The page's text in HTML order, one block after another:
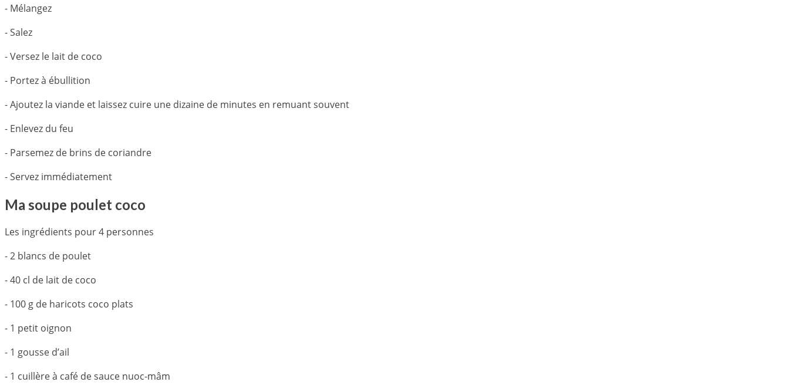
- Mélangez
- Salez
- Versez le lait de coco
- Portez à ébullition
- Ajoutez la viande et laissez cuire une dizaine de minutes en remuant souvent
- Enlevez du feu
- Parsemez de brins de coriandre
- Servez immédiatement
Ma soupe poulet coco
Les ingrédients pour 4 personnes
- 2 blancs de poulet
- 40 cl de lait de coco
- 100 g de haricots coco plats
- 1 petit oignon
- 1 gousse d’ail
- 1 cuillère à café de sauce nuoc-mâm